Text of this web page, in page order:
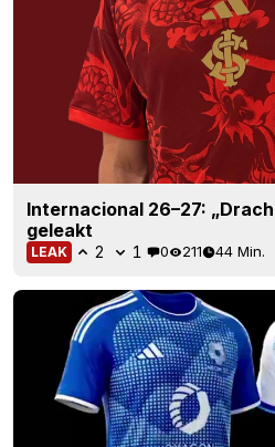
Internacional 26–27:
geleakt
LEAK 2 1 0 211 44 Min.